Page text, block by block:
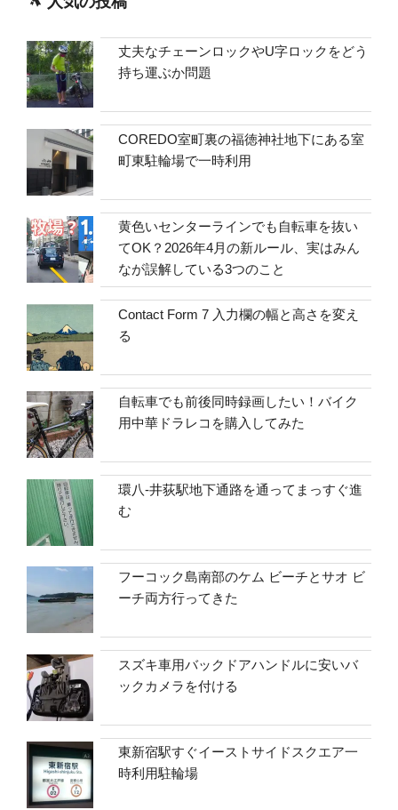
丈夫なチェーンロックやU字ロックをどう
持ち運ぶか問題
COREDO室町裏の福徳神社地下にある室
町東駐輪場で一時利用
黄色いセンターラインでも自転車を抜い
てOK？2026年4月の新ルール、実はみん
なが誤解している3つのこと
Contact Form 7 入力欄の幅と高さを変え
る
自転車でも前後同時録画したい！バイク
用中華ドラレコを購入してみた
環八-井荻駅地下通路を通ってまっすぐ進
む
フーコック島南部のケム ビーチとサオ ビ
ーチ両方行ってきた
スズキ車用バックドアハンドルに安いバ
ックカメラを付ける
東新宿駅すぐイーストサイドスクエア一
時利用駐輪場